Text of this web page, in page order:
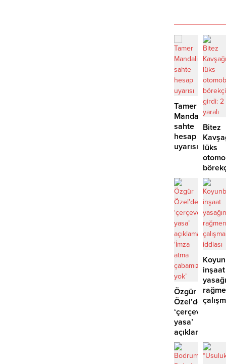
Tamer
sahte
hesap
uyarısı
Bitez
lüks
girdi:
2
yaralı
Özgür
Özel’den
‘çerçeve
yasa’
açıklaması:
‘İmza
atma
inşaat